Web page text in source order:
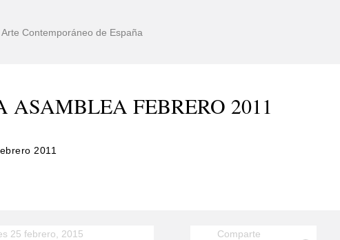
Contemporáneo de España
ASAMBLEA FEBRERO 2011
2011
25 febrero, 2015 Comparte